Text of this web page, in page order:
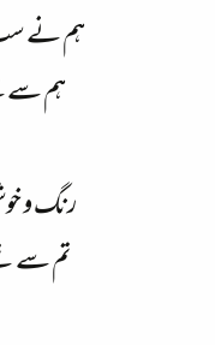
ہم نے
ہم سے
رنگ و
تم سے